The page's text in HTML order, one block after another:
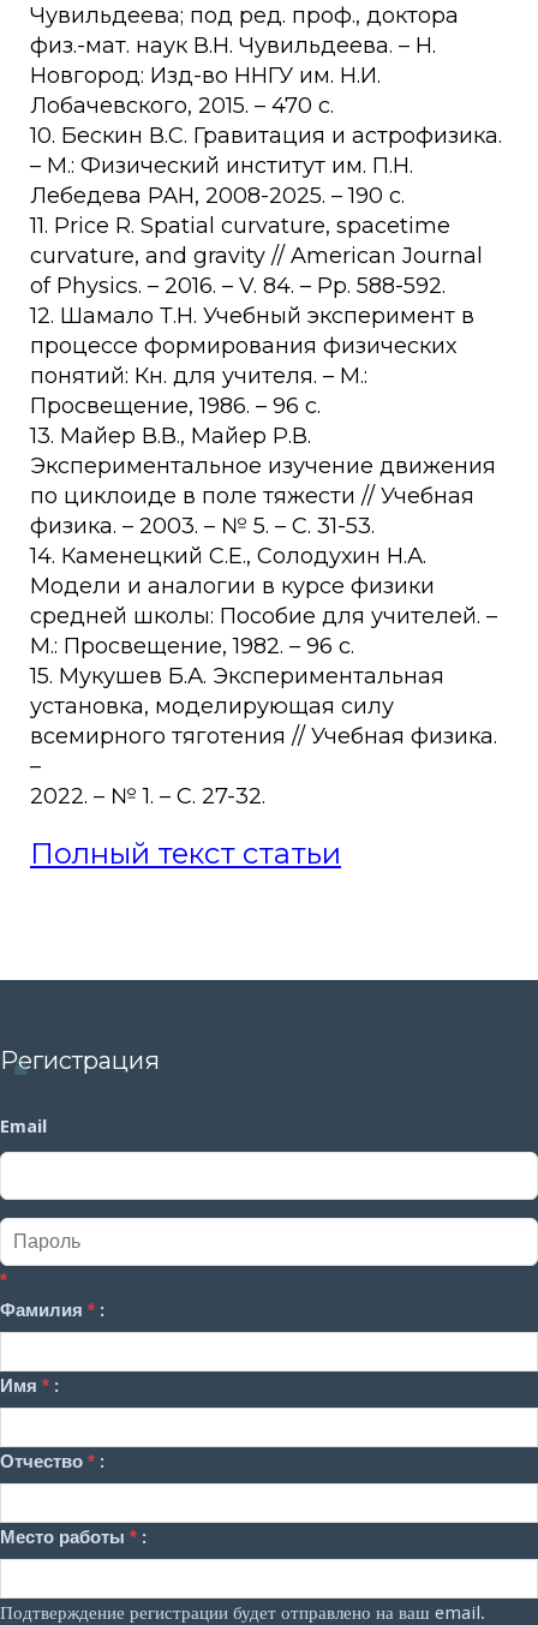
Чувильдеева; под ред. проф., доктора
физ.-мат. наук В.Н. Чувильдеева. – Н.
Новгород: Изд-во ННГУ им. Н.И.
Лобачевского, 2015. – 470 c.
10. Бескин В.С. Гравитация и астрофизика.
– М.: Физический институт им. П.Н.
Лебедева РАН, 2008-2025. – 190 c.
11. Price R. Spatial curvature, spacetime
curvature, and gravity // American Journal
of Physics. – 2016. – V. 84. – Pp. 588-592.
12. Шамало Т.Н. Учебный эксперимент в
процессе формирования физических
понятий: Кн. для учителя. – М.:
Просвещение, 1986. – 96 с.
13. Майер В.В., Майер Р.В.
Экспериментальное изучение движения
по циклоиде в поле тяжести // Учебная
физика. – 2003. – № 5. – C. 31-53.
14. Каменецкий С.Е., Солодухин Н.А.
Модели и аналогии в курсе физики
средней школы: Пособие для учителей. –
М.: Просвещение, 1982. – 96 c.
15. Мукушев Б.А. Экспериментальная
установка, моделирующая силу
всемирного тяготения // Учебная физика.
–
2022. – № 1. – C. 27-32.
Полный текст статьи
Регистрация
Email
*
Фамилия * :
Имя * :
Отчество * :
Место работы * :
Подтверждение регистрации будет отправлено на ваш email.